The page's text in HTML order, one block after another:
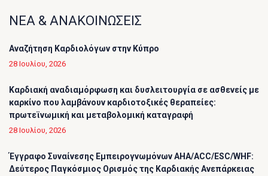
ΝΕΑ & ΑΝΑΚΟΙΝΩΣΕΙΣ
Αναζήτηση Καρδιολόγων στην Κύπρο
28 Ιουλίου, 2026
Καρδιακή αναδιαμόρφωση και δυσλειτουργία σε ασθενείς με
καρκίνο που λαμβάνουν καρδιοτοξικές θεραπείες:
πρωτεϊνωμική και μεταβολομική καταγραφή
28 Ιουλίου, 2026
Έγγραφο Συναίνεσης Εμπειρογνωμόνων AHA/ACC/ESC/WHF:
Δεύτερος Παγκόσμιος Ορισμός της Καρδιακής Ανεπάρκειας